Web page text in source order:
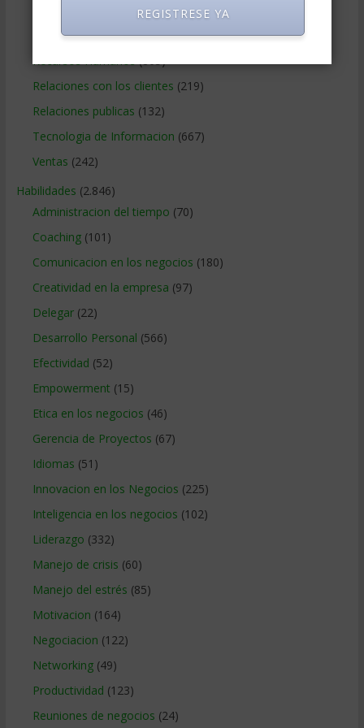
Operaciones y Logística(172)
Publicidad(306)
Recursos Humanos(865)
Relaciones con los clientes (219)
Relaciones publicas (132)
Tecnologia de Informacion (667)
Ventas (242)
Habilidades (2.846)
Administracion del tiempo (70)
Coaching(101)
Comunicacion en los negocios (180)
Creatividad en la empresa (97)
Delegar(22)
Desarrollo Personal (566)
Efectividad (52)
Empowerment (15)
Etica en los negocios (46)
Gerencia de Proyectos (67)
Idiomas (51)
Innovacion en los Negocios (225)
Inteligencia en los negocios (102)
Liderazgo (332)
Manejo de crisis (60)
Manejo del estrés (85)
Motivacion (164)
Negociacion (122)
Networking(49)
Productividad (123)
Reuniones de negocios (24)
REGISTRESE YA